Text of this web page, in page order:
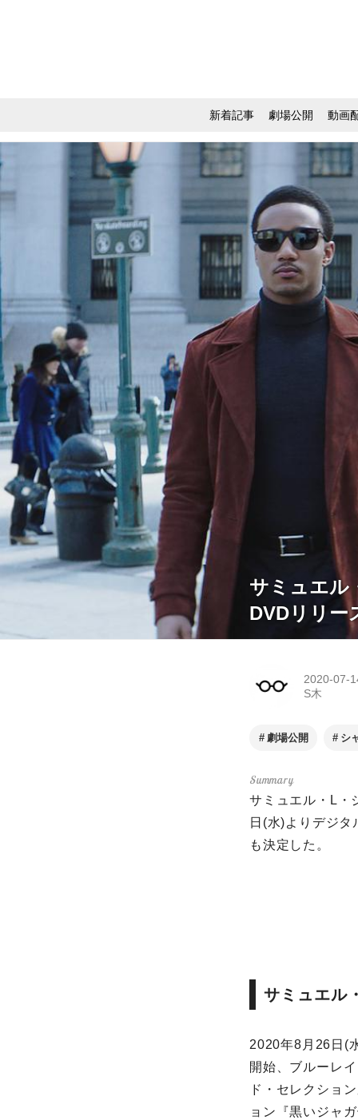
新着記事 劇場公開 動画
サミュエル
DVDリリー
2020-07-
S木
劇場公開 シ
サミュエル・L・
日(水)よりデジ
も決定した。
サミュエル
2020年8月26日(
開始、ブルーレ
ド・セレクショ
ョン『黒いジャ